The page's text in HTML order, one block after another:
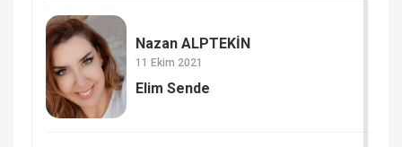
Nazan ALPTEKİN
11 Ekim 2021
Elim Sende